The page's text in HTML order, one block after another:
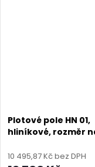
Plotové pole HN 01,
hliníkové, rozměr
výška 750 - 2000
10 495,87 Kč bez DPH